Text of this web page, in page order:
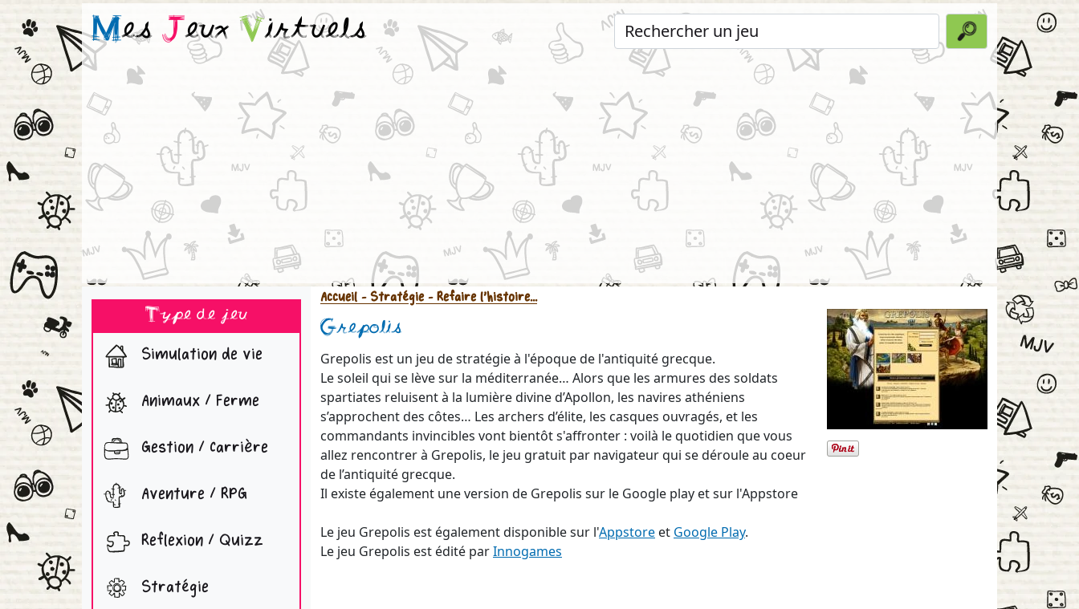
Mes Jeux Virtuels
Type de jeu
Simulation de vie
Animaux / Ferme
Gestion / Carrière
Aventure / RPG
Reflexion / Quizz
Stratégie
Accueil - Stratégie- Refaire l'histoire...
Grepolis
Grepolis est un jeu de stratégie à l'époque de l'antiquité grecque.
Le soleil qui se lève sur la méditerranée… Alors que les armures des soldats
spartiates reluisent à la lumière divine d’Apollon, les navires athéniens
s’approchent des côtes… Les archers d’élite, les casques ouvragés, et les
commandants invincibles vont bientôt s'affronter : voilà le quotidien que vous
allez rencontrer à Grepolis, le jeu gratuit par navigateur qui se déroule au coeur
de l’antiquité grecque.
Il existe également une version de Grepolis sur le Google play et sur l'Appstore
Le jeu Grepolis est également disponible sur l'Appstore et Google Play.
Le jeu Grepolis est édité parInnogames